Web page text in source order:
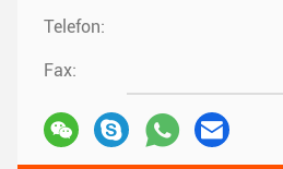
Telefon:
Fax: